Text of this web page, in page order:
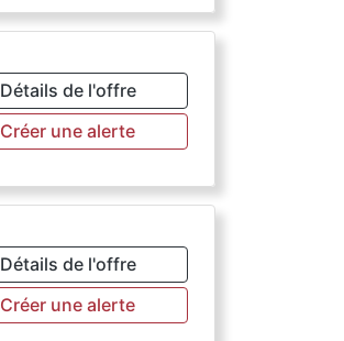
Détails de l'offre
Créer une alerte
Détails de l'offre
Créer une alerte